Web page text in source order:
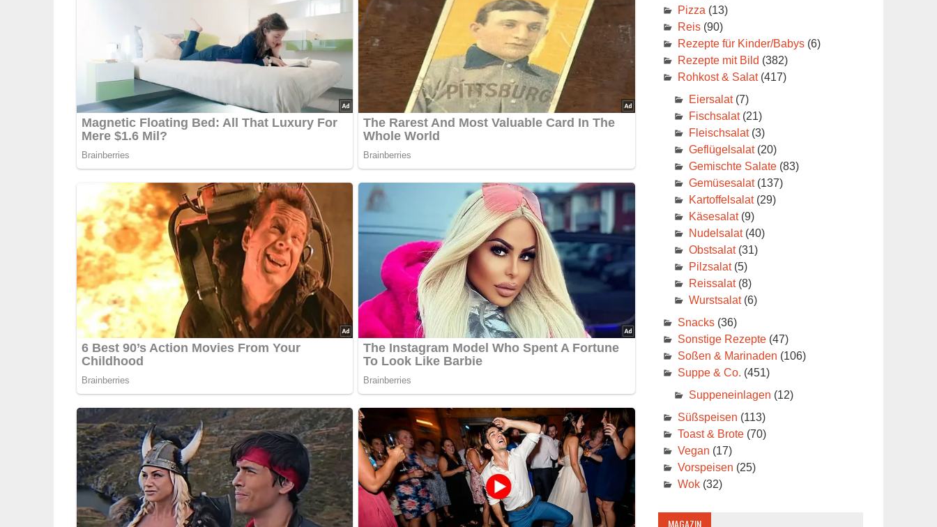
Pizza (13)
Reis(90)
Rezepte für Kinder/Babys(6)
Rezepte mit Bild (382)
Rohkost & Salat(417)
Eiersalat(7)
Fischsalat(21)
Fleischsalat(3)
Geflügelsalat(20)
Gemischte Salate(83)
Gemüsesalat(137)
Kartoffelsalat(29)
Käsesalat(9)
Nudelsalat(40)
Obstsalat(31)
Pilzsalat(5)
Reissalat(8)
Wurstsalat(6)
Snacks(36)
Sonstige Rezepte(47)
Soßen & Marinaden (106)
Suppe & Co. (451)
Suppeneinlagen (12)
Süßspeisen (113)
Toast & Brote(70)
Vegan (17)
Vorspeisen (25)
Wok(32)